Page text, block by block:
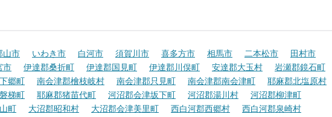
山市 いわき市 白河市 須賀川市 喜多方市 相馬市 二本松市
田村市
市 伊達郡桑折町 伊達郡国見町 伊達郡川俣町 安達郡大玉村
岩瀬郡鏡石町
郷町 南会津郡檜枝岐村 南会津郡只見町 南会津郡南会津町
耶麻郡北塩原村
梯町 耶麻郡猪苗代町 河沼郡会津坂下町 河沼郡湯川村
河沼郡柳津町
町 大沼郡昭和村 大沼郡会津美里町 西白河郡西郷村
西白河郡泉崎村